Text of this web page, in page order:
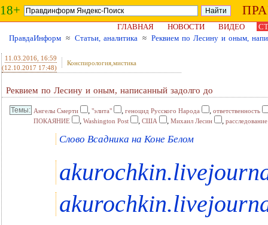
18+
ГЛАВНАЯ НОВОСТИ ВИДЕО
ПравдаИнформ ≈ Статьи, аналитика ≈ Реквием по Лесину и оным,
11.03.2016 , 16:59
(12.10.2017 17:48)
Конспирология,мистика
Реквием по Лесину и оным, написанный задолго до
Ангелы Смерти , "элита" , геноцид Русского Народа , ответственность
ПОКАЯНИЕ
, Washington Post , США , Михаил Лесин , расследование
Слово Всадника на Коне Белом